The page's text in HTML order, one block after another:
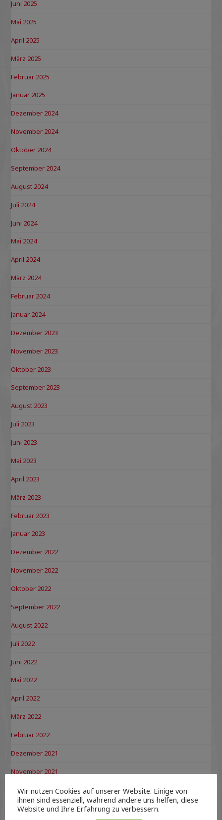
Juni 2025
Mai 2025
April 2025
März 2025
Februar 2025
Januar 2025
Dezember 2024
November 2024
Oktober 2024
September 2024
August 2024
Juli 2024
Juni 2024
Mai 2024
April 2024
März 2024
Februar 2024
Januar 2024
Dezember 2023
November 2023
Oktober 2023
September 2023
August 2023
Juli 2023
Juni 2023
Mai 2023
April 2023
März 2023
Februar 2023
Januar 2023
Dezember 2022
November 2022
Oktober 2022
September 2022
August 2022
Juli 2022
Juni 2022
Mai 2022
April 2022
März 2022
Februar 2022
Dezember 2021
November 2021
Oktober 2021
September 2021
Wir nutzen Cookies auf unserer Website. Einige von
ihnen sind essenziell, während andere uns helfen, diese
Website und Ihre Erfahrung zu verbessern.